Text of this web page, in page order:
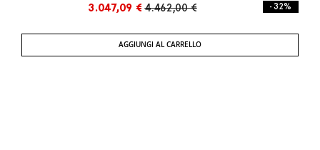
3.047,09 € 4.462,00 € - 32%
AGGIUNGI AL CARRELLO